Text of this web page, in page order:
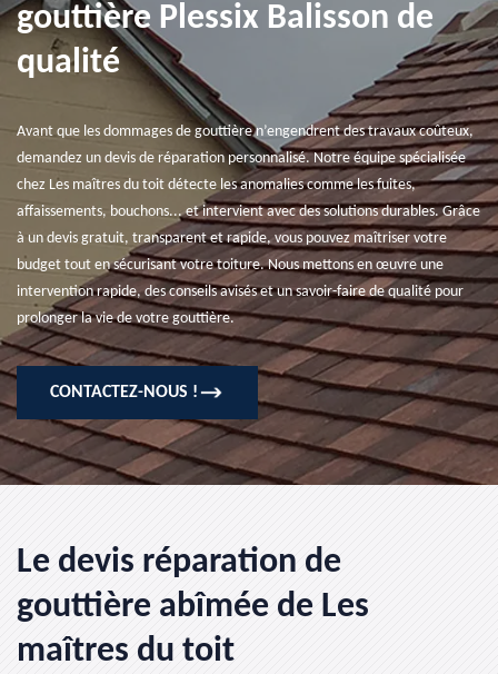
gouttière Plessix Balisson de
qualité
Avant que les dommages de gouttière n’engendrent des travaux coûteux,
demandez un devis de réparation personnalisé. Notre équipe spécialisée
chez Les maîtres du toit détecte les anomalies comme les fuites,
affaissements, bouchons... et intervient avec des solutions durables. Grâce
à un devis gratuit, transparent et rapide, vous pouvez maîtriser votre
budget tout en sécurisant votre toiture. Nous mettons en œuvre une
intervention rapide, des conseils avisés et un savoir-faire de qualité pour
prolonger la vie de votre gouttière.
CONTACTEZ-NOUS !
Le devis réparation de
gouttière abîmée de Les
maîtres du toit